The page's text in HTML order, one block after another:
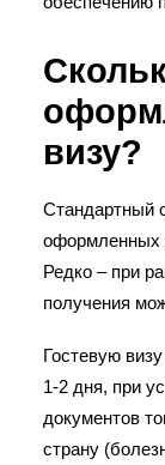
визу?
Стандартный
оформленных
Редко – при
получения
Гостевую
1-2 дня, при
документов
страну